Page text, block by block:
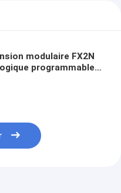
modulaire FX2N
programmable